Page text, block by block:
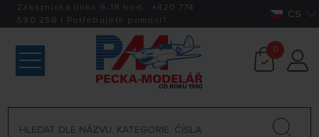
Zákaznická linka 9-18 hod.: +420 774
590 258 | Potřebujete pomoci? CS
0